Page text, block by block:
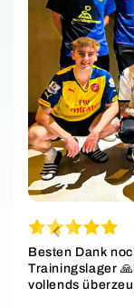
Besten Dank
Trainingslager
vollends